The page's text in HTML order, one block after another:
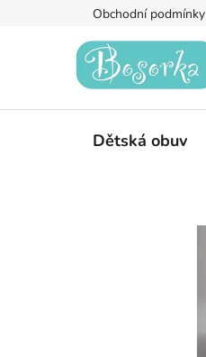
Obchodní podmínky
Dětská obuv